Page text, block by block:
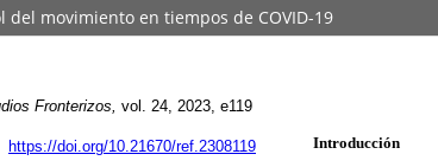
movimiento en tiempos de COVID-19